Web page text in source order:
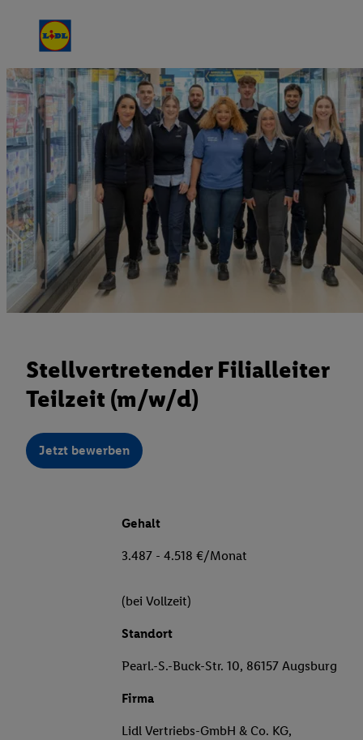
Stellvertretender Filialleiter
Teilzeit (m/w/d)
Jetzt bewerben
Gehalt
3.487 - 4.518 €/Monat
(bei Vollzeit)
Standort
Pearl.-S.-Buck-Str. 10, 86157 Augsburg
Firma
Lidl Vertriebs-GmbH & Co. KG,